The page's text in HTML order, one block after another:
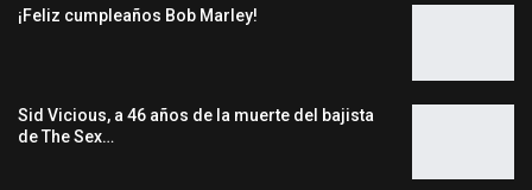
¡Feliz cumpleaños Bob Marley!
Sid Vicious, a 46 años de la muerte del bajista
de The Sex…